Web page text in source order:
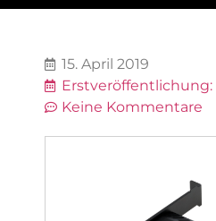
15. April 2019
Erstveröffentlichung:
Keine Kommentare